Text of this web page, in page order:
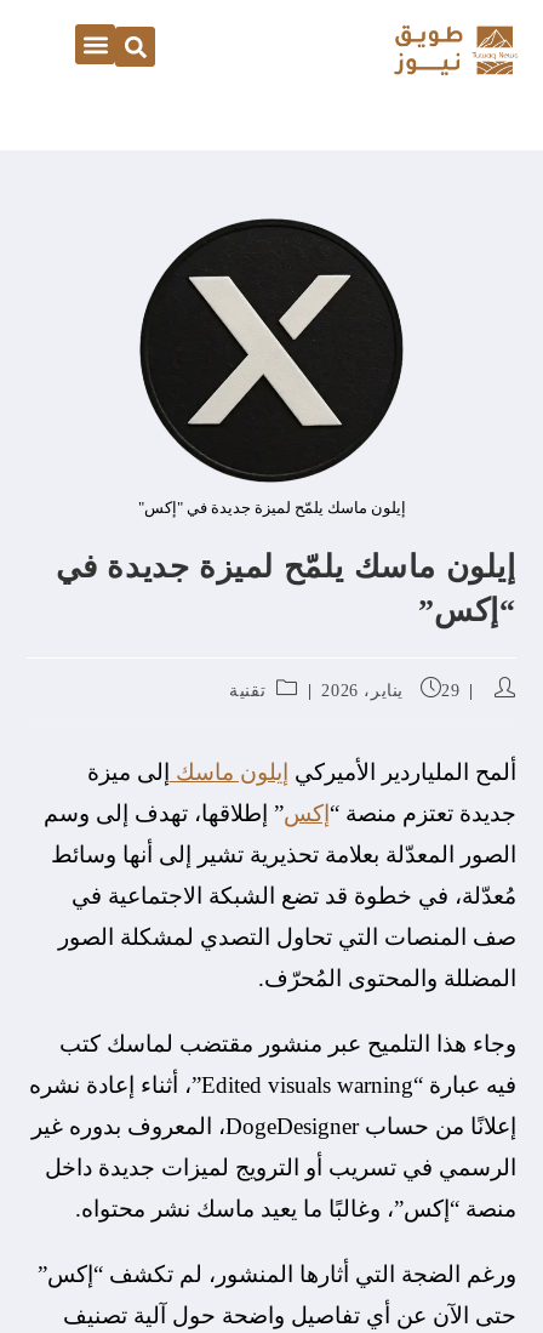
إيلون ماسك يلمّح لميزة جديدة في "إكس"
إيلون ماسك يلمّح لميزة جديدة في
“إكس”
29 يناير، 2026 تقنية
ألمح الملياردير الأميركي إيلون ماسك
إلى ميزة
جديدة تعتزم منصة “ إكس” إطلاقها، تهدف إلى وسم
الصور المعدّلة بعلامة تحذيرية تشير إلى أنها وسائط
مُعدّلة، في خطوة قد تضع الشبكة الاجتماعية في
صف المنصات التي تحاول التصدي لمشكلة الصور
المضللة والمحتوى المُحرّف.
وجاء هذا التلميح عبر منشور مقتضب لماسك كتب
فيه عبارة “Edited visuals warning”، أثناء إعادة نشره
إعلانًا من حساب DogeDesigner، المعروف بدوره غير
الرسمي في تسريب أو الترويج لميزات جديدة داخل
منصة “إكس”، وغالبًا ما يعيد ماسك نشر محتواه.
ورغم الضجة التي أثارها المنشور، لم تكشف “إكس”
حتى الآن عن أي تفاصيل واضحة حول آلية تصنيف